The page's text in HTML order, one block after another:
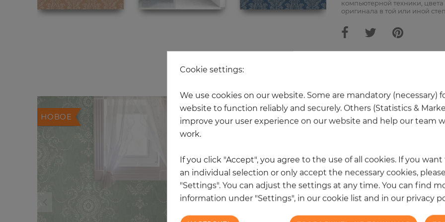
компьютерной техники, цвета
оригинала в той или иной
Ещё 20 товаров из этой категории
НОВОЕ
Cookie settings:
We use cookies on our website. Some are mandatory (necessary)
website to function reliably and securely. Others (Statistics &
improve your user experience on our website and help our team
work.
If you click "Accept", you agree to the use of all cookies. If you
an individual selection or only accept the necessary cookies,
"Settings". You can adjust the settings at any time. You can find
information under "Settings", in our cookie list and in our privacy